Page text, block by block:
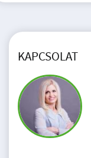
KAPCSOLAT